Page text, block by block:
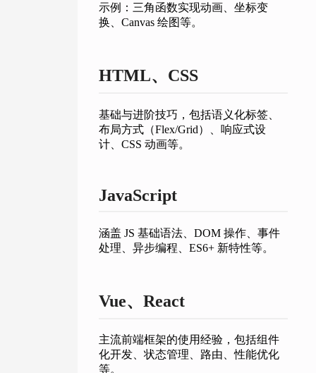
示例：三角函数实现动画、坐标变
换、Canvas 绘图等。
HTML、CSS
基础与进阶技巧，包括语义化标签、
布局方式（Flex/Grid）、响应式设
计、CSS 动画等。
JavaScript
涵盖 JS 基础语法、DOM 操作、事件
处理、异步编程、ES6+ 新特性等。
Vue、React
主流前端框架的使用经验，包括组件
化开发、状态管理、路由、性能优化
等。